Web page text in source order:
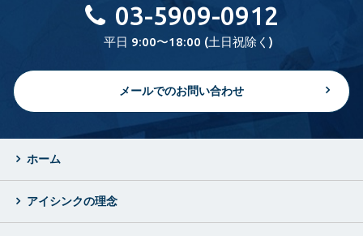
03-5909-0912
平日 9:00〜18:00 (土日祝除く)
メールでのお問い合わせ
ホーム
アイシンクの理念